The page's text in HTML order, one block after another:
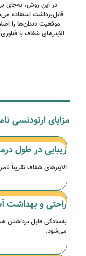
در این روش، به‌جای
قابل‌برداشت استفاده
موقعیت دندان‌ها را
الاینرهای شفاف با
مزایای ارتودنسی
زیبایی در طول
الاینرهای شفاف تقریباً
راحتی و بهداشت
به‌سادگی قابل برداشتن
می‌شود.